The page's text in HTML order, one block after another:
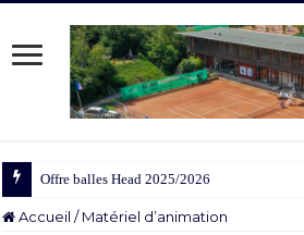
Offre balles Head 2025/2026
Accueil / Matériel d’animation